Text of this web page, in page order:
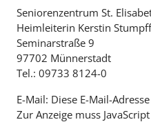
Seniorenzentrum St.
Heimleiterin Kerstin
Seminarstraße 9
97702 Münnerstadt
Tel.: 09733 8124-0
E-Mail: Diese E-Mail-
Zur Anzeige muss